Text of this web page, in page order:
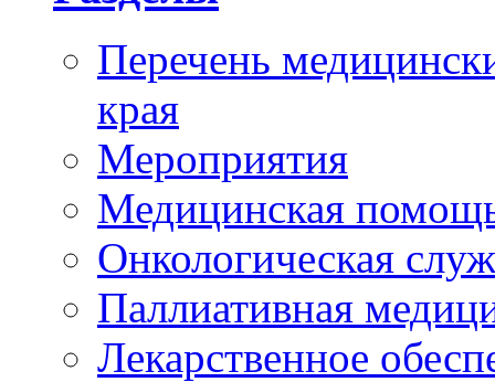
Перечень
края
Мероприятия
Медицинская
Онкологическая
Паллиативная
Лекарственное